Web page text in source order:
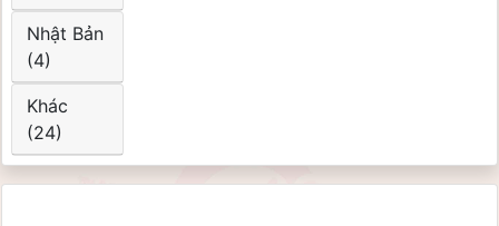
Nhật Bản
(4)
Khác
(24)